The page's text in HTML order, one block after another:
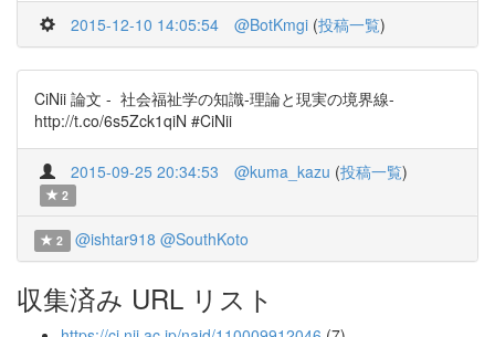
2015-12-10 14:05:54 @BotKmgi (投稿一覧)
CiNii 論文 - 社会福祉学の知識-理論と現実の境界線-
http://t.co/6s5Zck1qiN #CiNii
2015-09-25 20:34:53 @kuma_kazu (投稿一覧)
2
2 @ishtar918 @SouthKoto
収集済み URL リスト